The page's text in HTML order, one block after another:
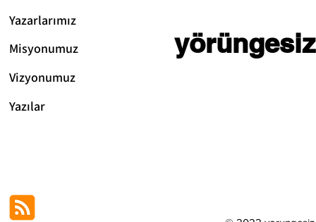
Yazarlarımız
Misyonumuz
Vizyonumuz
Yazılar